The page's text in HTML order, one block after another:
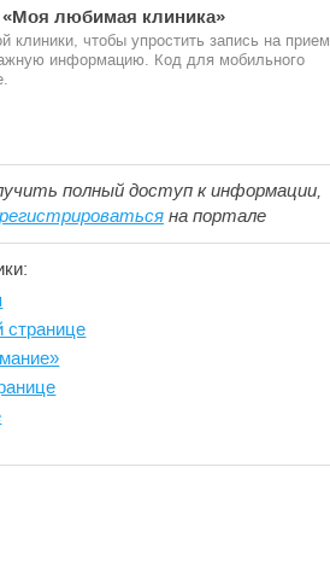
любимая клиника»
клиники, чтобы упростить запись на прием
информацию. Код для мобильного
полный доступ к информации,
на портале
странице